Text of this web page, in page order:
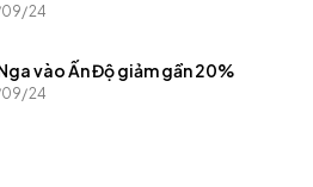
24
vào Ấn Độ giảm gần 20%
24